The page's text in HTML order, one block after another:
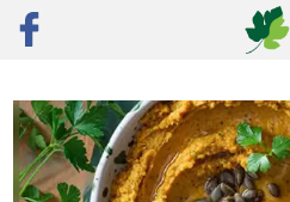
זריז